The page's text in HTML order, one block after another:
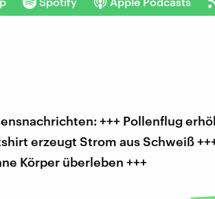
+++ Pollenflug
erzeugt Strom aus Schweiß
Körper überleben +++